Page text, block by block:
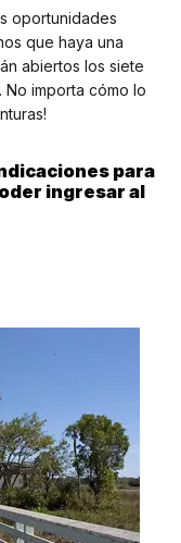
oportunidades
que haya una
abiertos los siete
No importa cómo lo
para
ingresar al